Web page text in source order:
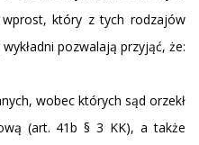
wprost, który z tych rodzajów
pozwalają przyjąć, że:
wobec których sąd orzekł
(art. 41b § 3 KK), a także